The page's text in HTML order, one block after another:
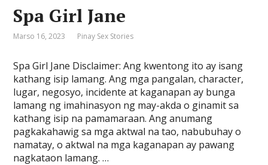
Spa Girl Jane
Marso 16, 2023 Pinay Sex Stories
Spa Girl Jane Disclaimer: Ang kwentong ito ay isang
kathang isip lamang. Ang mga pangalan, character,
lugar, negosyo, incidente at kaganapan ay bunga
lamang ng imahinasyon ng may-akda o ginamit sa
kathang isip na pamamaraan. Ang anumang
pagkakahawig sa mga aktwal na tao, nabubuhay o
namatay, o aktwal na mga kaganapan ay pawang
nagkataon lamang. …